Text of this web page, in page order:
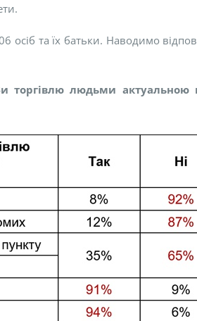
осіб та їх батьки. Наводимо
торгівлю людьми